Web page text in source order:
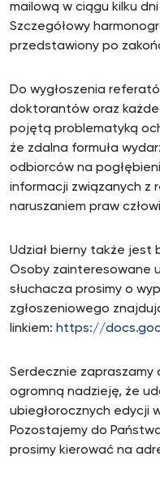
mailową w ciągu kilku
Szczegółowy
przedstawiony po
Do wygłoszenia
doktorantów oraz
pojętą problematyką
że zdalna formuła
odbiorców na
informacji związanych z
naruszaniem praw
Udział bierny także jest
Osoby zainteresowane
słuchacza prosimy o
zgłoszeniowego
linkiem: https://
Serdecznie zapraszamy
ogromną nadzieję, że
ubiegłorocznych edycji
Pozostajemy do
prosimy kierować na